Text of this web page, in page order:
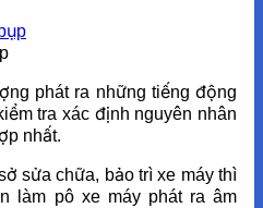
phát ra những tiếng động
tra xác định nguyên nhân
nhất.
sửa chữa, bảo trì xe máy thì
làm pô xe máy phát ra âm